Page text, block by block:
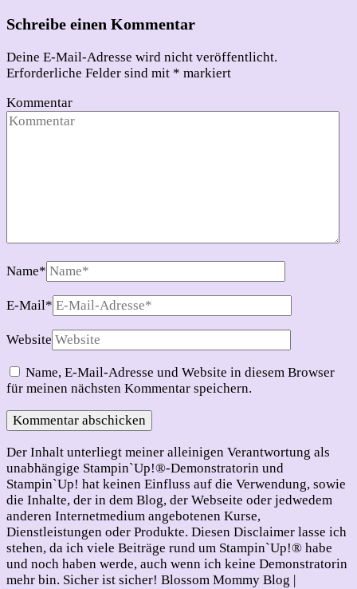
Schreibe einen Kommentar
Deine E-Mail-Adresse wird nicht veröffentlicht.
Erforderliche Felder sind mit * markiert
Kommentar
Name*
E-Mail*
Website
Name, E-Mail-Adresse und Website in diesem Browser
für meinen nächsten Kommentar speichern.
Der Inhalt unterliegt meiner alleinigen Verantwortung als
unabhängige Stampin`Up!®-Demonstratorin und
Stampin`Up! hat keinen Einfluss auf die Verwendung, sowie
die Inhalte, der in dem Blog, der Webseite oder jedwedem
anderen Internetmedium angebotenen Kurse,
Dienstleistungen oder Produkte. Diesen Disclaimer lasse ich
stehen, da ich viele Beiträge rund um Stampin`Up!® habe
und noch haben werde, auch wenn ich keine Demonstratorin
mehr bin. Sicher ist sicher! Blossom Mommy Blog |